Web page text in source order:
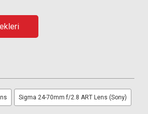
Sigma 24-70mm f/2.8 ART Lens (Sony)